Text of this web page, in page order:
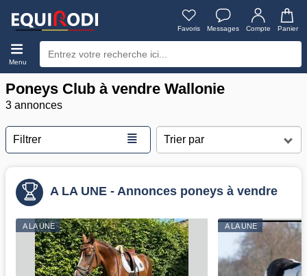
Favoris Messages Compte Panier
Menu
Poneys Club à vendre Wallonie
3 annonces
Filtrer ≣
A LA UNE - Annonces poneys à vendre
A LA UNE A LA UNE